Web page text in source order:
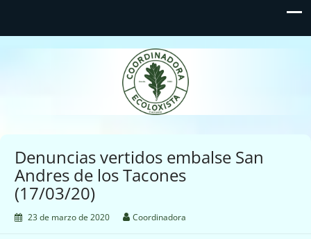
Coordinadora Ecoloxista
d'Asturies
Denuncias vertidos embalse San
Andres de los Tacones
(17/03/20)
23 de marzo de 2020 Coordinadora